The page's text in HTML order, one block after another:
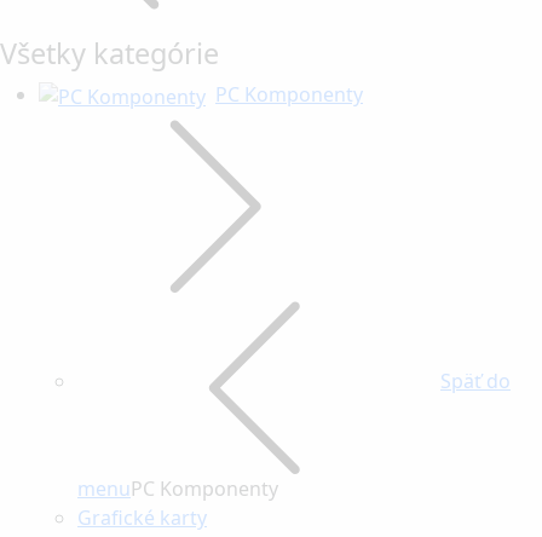
Všetky kategórie
PC Komponenty
Späť do
menuPC Komponenty
Grafické karty